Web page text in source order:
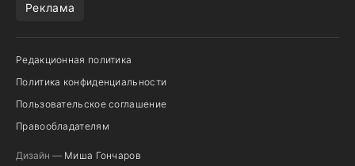
Реклама
Редакционная политика
Политика конфиденциальности
Пользовательское соглашение
Правообладателям
Дизайн — Миша Гончаров